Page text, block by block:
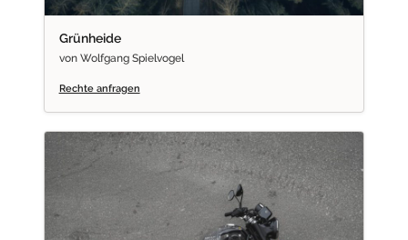
Grünheide
von Wolfgang Spielvogel
Rechte anfragen